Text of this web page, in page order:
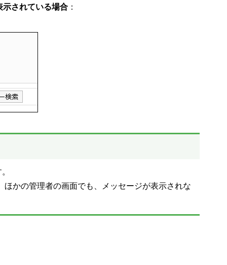
示されている場合 ：
かの管理者の画面でも、メッセージが表示されな